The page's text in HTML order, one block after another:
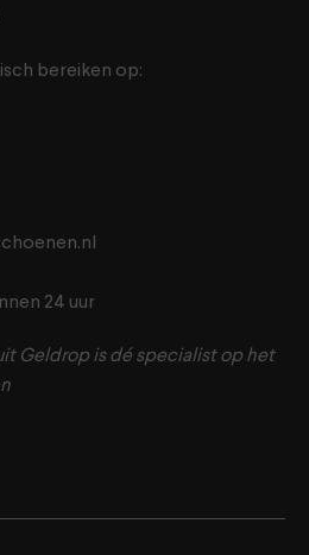
bereiken op:
24 uur
Geldrop is dé specialist op het